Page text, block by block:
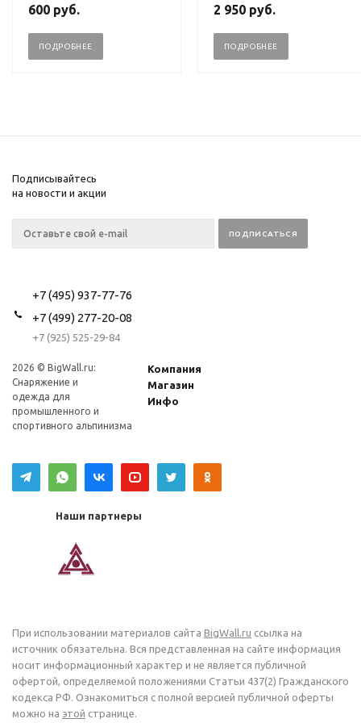
600 руб.
ПОДРОБНЕЕ
2 950 руб.
ПОДРОБНЕЕ
Подписывайтесь
на новости и акции
+7 (495) 937-77-76
+7 (499) 277-20-08
+7 (925) 525-29-84
2026 © BigWall.ru:
Снаряжение и
одежда для
промышленного и
спортивного альпинизма
Компания
Магазин
Инфо
Наши партнеры
При использовании материалов сайта BigWall.ru ссылка на
источник обязательна. Вся представленная на сайте информация
носит информационный характер и не является публичной
офертой, определяемой положениями Статьи 437(2) Гражданского
кодекса РФ. Ознакомиться с полной версией публичной оферты
можно на этой странице.